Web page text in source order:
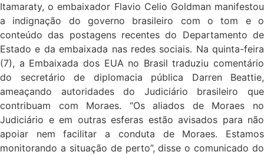
Itamaraty, o embaixador Flavio Celio Goldman manifestou
a indignação do governo brasileiro com o tom e o
conteúdo das postagens recentes do Departamento de
Estado e da embaixada nas redes sociais. Na quinta-feira
(7), a Embaixada dos EUA no Brasil traduziu comentário
do secretário de diplomacia pública Darren Beattie,
ameaçando autoridades do Judiciário brasileiro que
contribuam com Moraes. “Os aliados de Moraes no
Judiciário e em outras esferas estão avisados para não
apoiar nem facilitar a conduta de Moraes. Estamos
monitorando a situação de perto”, disse o comunicado do